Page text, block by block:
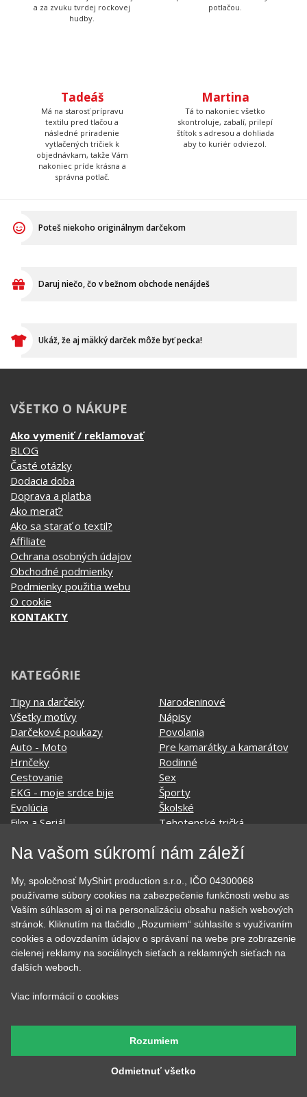
a za zvuku tvrdej rockovej
hudby.
potlačou.
Tadeáš
Má na starosť prípravu
textilu pred tlačou a
následné priradenie
vytlačených tričiek k
objednávkam, takže Vám
nakoniec príde krásna a
správna potlač.
Martina
Tá to nakoniec všetko
skontroluje, zabalí, prilepí
štítok s adresou a dohliada
aby to kuriér odviezol.
Poteš niekoho originálnym darčekom
Daruj niečo, čo v bežnom obchode nenájdeš
Ukáž, že aj mäkký darček môže byť pecka!
VŠETKO O NÁKUPE
Ako vymeniť / reklamovať
BLOG
Časté otázky
Dodacia doba
Doprava a platba
Ako merať?
Ako sa starať o textil?
Affiliate
Ochrana osobných údajov
Obchodné podmienky
Podmienky použitia webu
O cookie
KONTAKTY
KATEGÓRIE
Tipy na darčeky
Všetky motívy
Darčekové poukazy
Auto - Moto
Hrnčeky
Cestovanie
EKG - moje srdce bije
Evolúcia
Film a Seriál
Hobby
Jedlo, pitie a relax
Kvetiny
Láska
Narodeninové
Nápisy
Povolania
Pre kamarátky a kamarátov
Rodinné
Sex
Športy
Školské
Tehotenské tričká
Vojenské
Zvierata
MyShirt
SOCIÁLNE SIETE
KONTAKT
Na vašom súkromí nám záleží
My, spoločnosť MyShirt production s.r.o., IČO 04300068
používame súbory cookies na zabezpečenie funkčnosti webu as
Vaším súhlasom aj oi na personalizáciu obsahu našich webových
stránok. Kliknutím na tlačidlo „Rozumiem“ súhlasíte s využívaním
cookies a odovzdaním údajov o správaní na webe pre zobrazenie
cielenej reklamy na sociálnych sieťach a reklamných sieťach na
ďalších weboch.
Viac informácií o cookies
Odmietnuť všetko
Rozumiem